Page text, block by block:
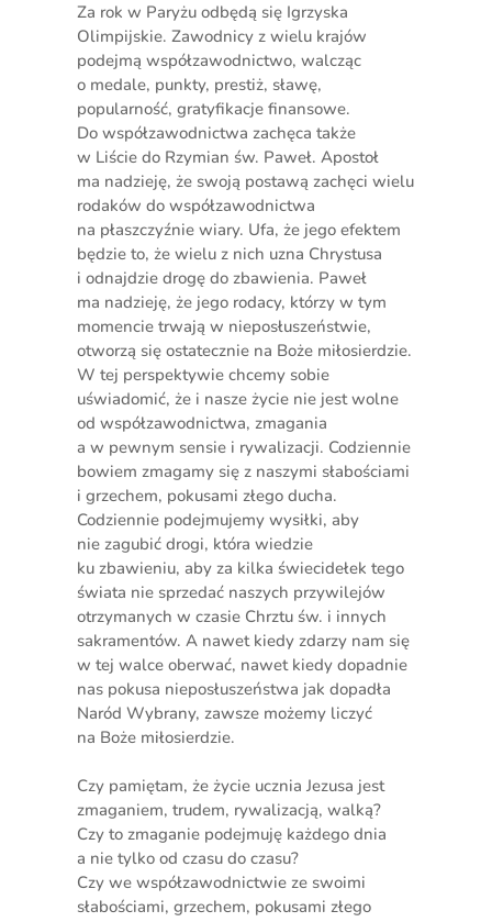
Za rok w Paryżu odbędą się Igrzyska
Olimpijskie. Zawodnicy z wielu krajów
podejmą współzawodnictwo, walcząc
o medale, punkty, prestiż, sławę,
popularność, gratyfikacje finansowe.
Do współzawodnictwa zachęca także
w Liście do Rzymian św. Paweł. Apostoł
ma nadzieję, że swoją postawą zachęci wielu
rodaków do współzawodnictwa
na płaszczyźnie wiary. Ufa, że jego efektem
będzie to, że wielu z nich uzna Chrystusa
i odnajdzie drogę do zbawienia. Paweł
ma nadzieję, że jego rodacy, którzy w tym
momencie trwają w nieposłuszeństwie,
otworzą się ostatecznie na Boże miłosierdzie.
W tej perspektywie chcemy sobie
uświadomić, że i nasze życie nie jest wolne
od współzawodnictwa, zmagania
a w pewnym sensie i rywalizacji. Codziennie
bowiem zmagamy się z naszymi słabościami
i grzechem, pokusami złego ducha.
Codziennie podejmujemy wysiłki, aby
nie zagubić drogi, która wiedzie
ku zbawieniu, aby za kilka świecidełek tego
świata nie sprzedać naszych przywilejów
otrzymanych w czasie Chrztu św. i innych
sakramentów. A nawet kiedy zdarzy nam się
w tej walce oberwać, nawet kiedy dopadnie
nas pokusa nieposłuszeństwa jak dopadła
Naród Wybrany, zawsze możemy liczyć
na Boże miłosierdzie.
Czy pamiętam, że życie ucznia Jezusa jest
zmaganiem, trudem, rywalizacją, walką?
Czy to zmaganie podejmuję każdego dnia
a nie tylko od czasu do czasu?
Czy we współzawodnictwie ze swoimi
słabościami, grzechem, pokusami złego